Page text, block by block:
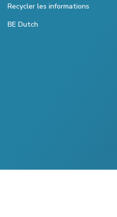
Recycler les informations
BE Dutch